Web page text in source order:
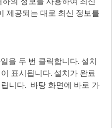
제공되는 대로 최신 정보를
을 두 번 클릭합니다. 설치
표시됩니다. 설치가 완료
니다. 바탕 화면에 바로 가